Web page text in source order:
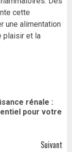
cette
une alimentation
plaisir et la
rénale :
pour votre
Suivant